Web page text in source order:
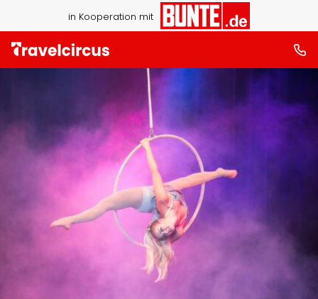
in Kooperation mit